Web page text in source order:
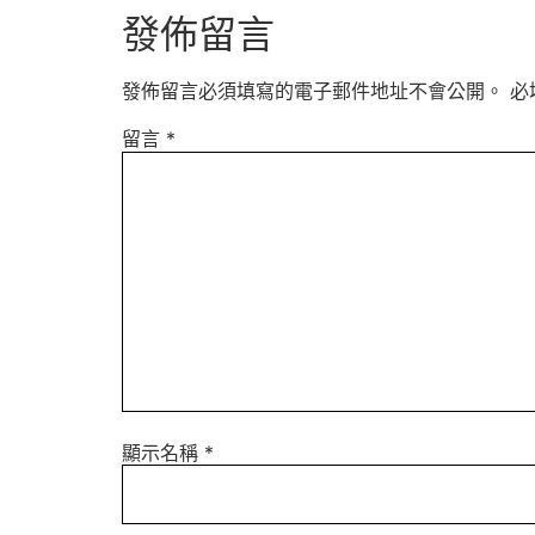
發佈留言
發佈留言必須填寫的電子郵件地址不會公開。 必
留言 *
顯示名稱 *